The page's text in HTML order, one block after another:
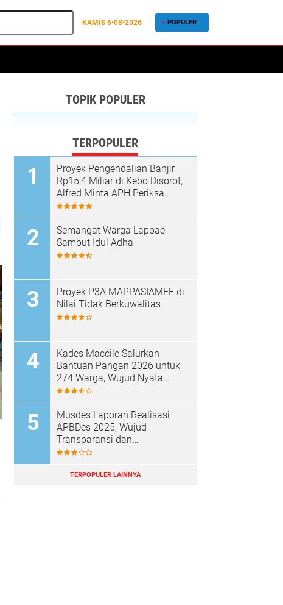
KAMIS 6•08•2026 POPULER
TOPIK POPULER
TERPOPULER
Proyek Pengendalian Banjir
Rp15,4 Miliar di Kebo Disorot,
Alfred Minta APH Periksa
Dugaan Material Ilegal
Semangat Warga Lappae
Sambut Idul Adha
Proyek P3A MAPPASIAMEE di
Nilai Tidak Berkuwalitas
Kades Maccile Salurkan
Bantuan Pangan 2026 untuk
274 Warga, Wujud Nyata
Kesejahteraan Masyarakat
Musdes Laporan Realisasi
APBDes 2025, Wujud
Transparansi dan
Akuntabilitas Desa Parenring
TERPOPULER LAINNYA